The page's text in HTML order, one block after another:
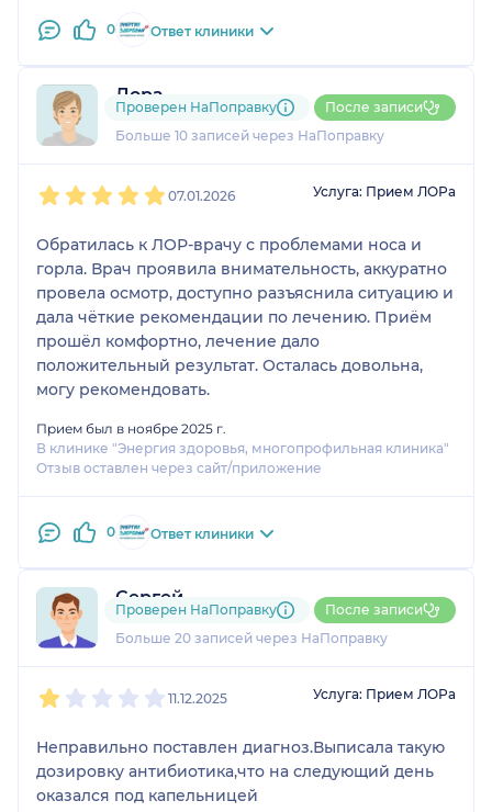
❤️
0 Ответ клиники
Дора
15 отзывов
Больше 10 записей через НаПоправку
Проверен НаПоправку После записи
07.01.2026 Услуга: Прием ЛОРа
Обратилась к ЛОР-врачу с проблемами носа и
горла. Врач проявила внимательность, аккуратно
провела осмотр, доступно разъяснила ситуацию и
дала чёткие рекомендации по лечению. Приём
прошёл комфортно, лечение дало
положительный результат. Осталась довольна,
могу рекомендовать.
Прием был в ноябре 2025 г.
В клинике "Энергия здоровья, многопрофильная клиника"
Отзыв оставлен через сайт/приложение
0 Ответ клиники
Сергей
8 отзывов и1 оценка
Больше 20 записей через НаПоправку
Проверен НаПоправку После записи
11.12.2025 Услуга: Прием ЛОРа
Неправильно поставлен диагноз.Выписала такую
дозировку антибиотика,что на следующий день
оказался под капельницей